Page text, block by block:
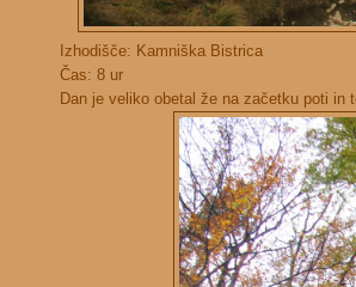
Izhodišče: Kamniška Bistrica
Čas: 8 ur
Dan je veliko obetal že na začetku poti in